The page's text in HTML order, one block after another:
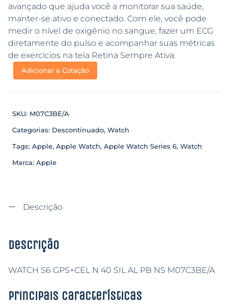
avançado que ajuda você a monitorar sua saúde,
manter-se ativo e conectado. Com ele, você pode
medir o nível de oxigênio no sangue, fazer um ECG
diretamente do pulso e acompanhar suas métricas
de exercícios na tela Retina Sempre Ativa.
Adicionar a Cotação
SKU: M07C3BE/A
Categorias: Descontinuado, Watch
Tags: Apple, Apple Watch, Apple Watch Series 6, Watch
Marca: Apple
Descrição
Descrição
WATCH S6 GPS+CEL N 40 SIL AL PB NS M07C3BE/A
Principais características